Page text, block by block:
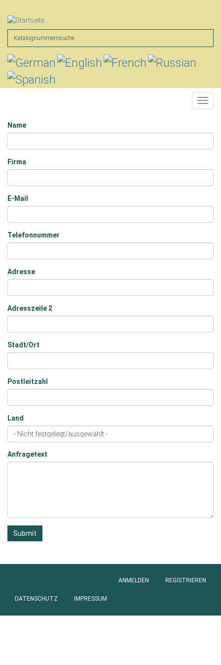
zum
Inhalt
Name
Name
Firma
E-Mail
Telefonnummer
Adresse
Adresszeile 2
Stadt/Ort
Postleitzahl
Land
Anfragetext
Submit
ANMELDEN REGISTRIEREN
DATENSCHUTZ IMPRESSUM